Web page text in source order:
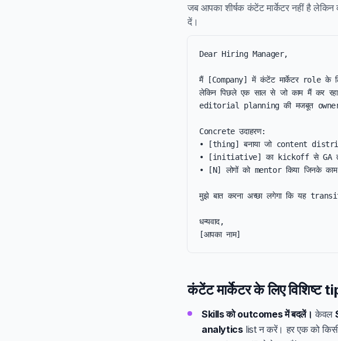
जब आपका शीर्षक कंटेंट मार्केटर नहीं है
दें।
Dear Hiring Manager,
मैं [Company] में कंटेंट मार्केटर role के
लेकिन पिछले एक साल से जो काम मैं कर
editorial planning की मजबूत
Concrete उदाहरण:
• [thing] बनाया जो content
• [initiative] का kickoff से GA तक
• [N] लोगों को mentor किया जिनके काम
मुझे बात करना अच्छा लगेगा कि यह
धन्यवाद,
[आपका नाम]
कंटेंट मार्केटर के लिए विशिष्ट
Skills को outcomes में बदलें। केवल
analyticslist न करें। हर एक को